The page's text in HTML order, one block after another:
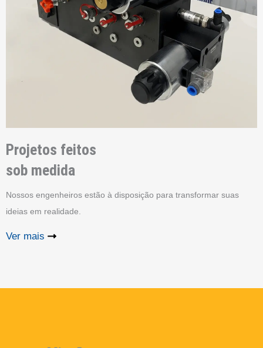
Projetos feitos
sob medida
Nossos engenheiros estão à disposição para transformar suas
ideias em realidade.
Ver mais